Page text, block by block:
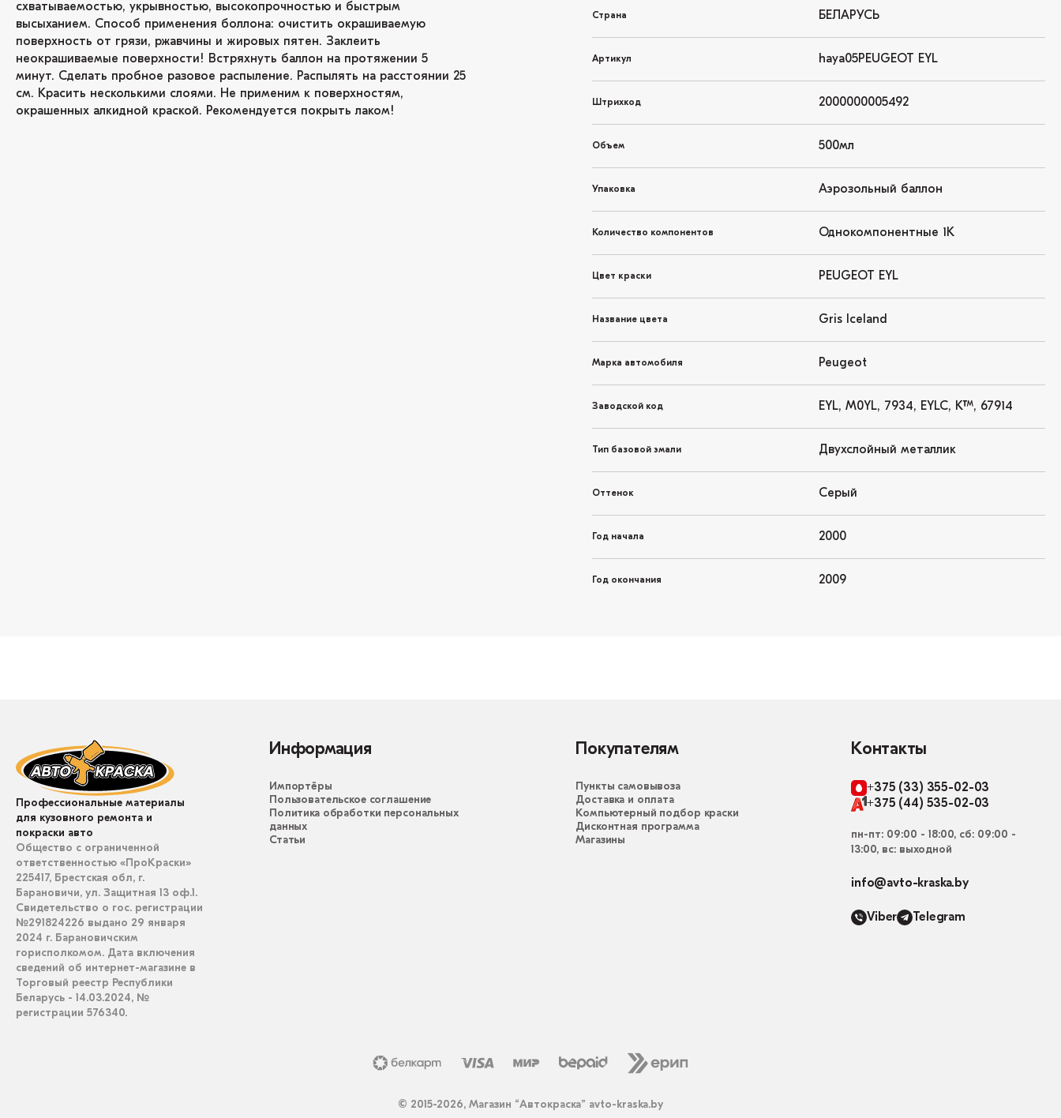
схватываемостью, укрывностью, высокопрочностью и быстрым
высыханием. Способ применения боллона: очистить окрашиваемую
поверхность от грязи, ржавчины и жировых пятен. Заклеить
неокрашиваемые поверхности! Встряхнуть баллон на протяжении 5
минут. Сделать пробное разовое распыление. Распылять на расстоянии 25
см. Красить несколькими слоями. Не применим к поверхностям,
окрашенных алкидной краской. Рекомендуется покрыть лаком!
Страна БЕЛАРУСЬ
Артикул haya05PEUGEOT EYL
Штрихкод 2000000005492
Объем 500мл
Упаковка Аэрозольный баллон
Количество компонентов Однокомпонентные 1K
Цвет краски PEUGEOT EYL
Название цвета Gris Iceland
Марка автомобиля Peugeot
Заводской код EYL, M0YL, 7934, EYLC, KTM, 67914
Тип базовой эмали Двухслойный металлик
Оттенок Серый
Год начала 2000
Год окончания 2009
Профессиональные материалы
для кузовного ремонта и
покраски авто
Общество с ограниченной
ответственностью «ПроКраски»
225417, Брестская обл, г.
Барановичи, ул. Защитная 13 оф.1.
Свидетельство о гос. регистрации
№291824226 выдано 29 января
2024 г. Барановичским
горисполкомом. Дата включения
сведений об интернет-магазине в
Торговый реестр Республики
Беларусь - 14.03.2024, №
регистрации 576340.
Информация
Импортёры
Пользовательское соглашение
Политика обработки персональных
данных
Статьи
Покупателям
Пункты самовывоза
Доставка и оплата
Компьютерный подбор краски
Дисконтная программа
Магазины
Контакты
+375 (33) 355-02-03
+375 (44) 535-02-03
пн-пт: 09:00 - 18:00, сб: 09:00 -
13:00, вс: выходной
info@avto-kraska.by
Viber Telegram
© 2015-2026, Магазин “Автокраска” avto-kraska.by